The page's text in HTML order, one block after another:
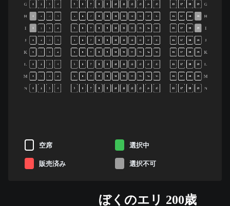
G
H
I
J
K
L
M
N
G
H
I
J
K
L
M
N
2 3 4 5 6 7 8 9 10 12 13 14 15 16 17 18 19
1 2 3 4 5 6 7 8 9 10 11 12 13 14 15 16 17 18 19
2 3 5 6 7 9 10 11 12 13 14 15 16 17 18
1 2 3 4 5 6 7 8 9 10 11 12 13 14 15 16 17 18 19
1 2 3 4 5 6 7 8 9 10 11 12 13 14 15 16 17 18 19
1 2 3 4 5 6 7 8 9 10 11 12 13 14 15 16 17 18 19
1 2 3 4 5 6 7 8 9 10 11 12 13 14 15 16 17 18 19
1 2 3 4 5 6 7 8 9 10 12 13 14 15 16 17 18 19
空席 選択中
販売済み 選択不可
ぼくのエリ 200歳